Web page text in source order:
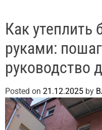
Как утеплить
руками:
руководство
Posted on 21.12.2025 by